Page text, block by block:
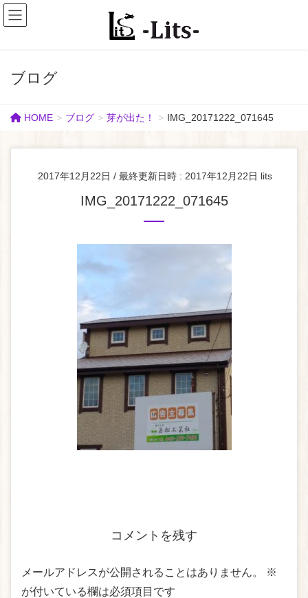
ブログ
HOME ブログ 芽が出た！ IMG_20171222_071645
2017年12月22日 / 最終更新日時 : 2017年12月22日 lits
IMG_20171222_071645
コメントを残す
メールアドレスが公開されることはありません。
※
が付いている欄は必須項目です